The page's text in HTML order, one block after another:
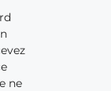
ne